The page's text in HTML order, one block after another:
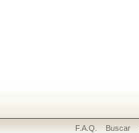
F.A.Q. Buscar